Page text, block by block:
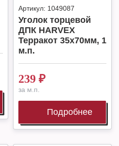
Артикул: 1049087
Уголок торцевой
ДПК HARVEX
Терракот 35x70мм, 1
м.п.
239 ₽
за м.п.
Подробнее